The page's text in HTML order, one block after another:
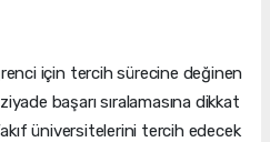
için tercih sürecine değinen
başarı sıralamasına dikkat
üniversitelerini tercih edecek